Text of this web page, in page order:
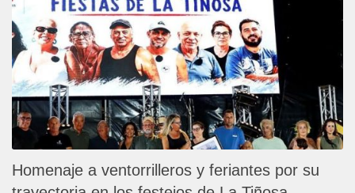
Homenaje a ventorrilleros y feriantes por su